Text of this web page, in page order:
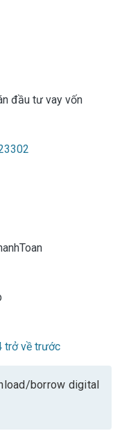
đầu tư vay vốn
trở về trước
borrow digital